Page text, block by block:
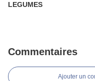
LEGUMES
Commentaires
Ajouter un